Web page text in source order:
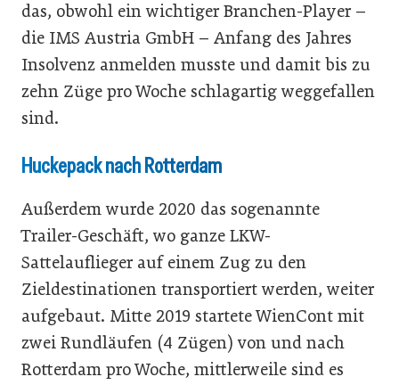
das, obwohl ein wichtiger Branchen-Player –
die IMS Austria GmbH – Anfang des Jahres
Insolvenz anmelden musste und damit bis zu
zehn Züge pro Woche schlagartig weggefallen
sind.
Huckepack nach Rotterdam
Außerdem wurde 2020 das sogenannte
Trailer-Geschäft, wo ganze LKW-
Sattelauflieger auf einem Zug zu den
Zieldestinationen transportiert werden, weiter
aufgebaut. Mitte 2019 startete WienCont mit
zwei Rundläufen (4 Zügen) von und nach
Rotterdam pro Woche, mittlerweile sind es